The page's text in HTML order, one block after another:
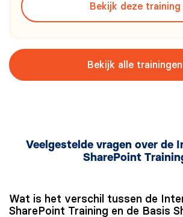
verlopen en hoe je efficiënt samen
aan verschillende docum
Bekijk deze training
Bekijk alle trainingen
Veelgestelde vragen over de
SharePoint
Wat is het verschil tussen de
SharePoint Training en de Basis